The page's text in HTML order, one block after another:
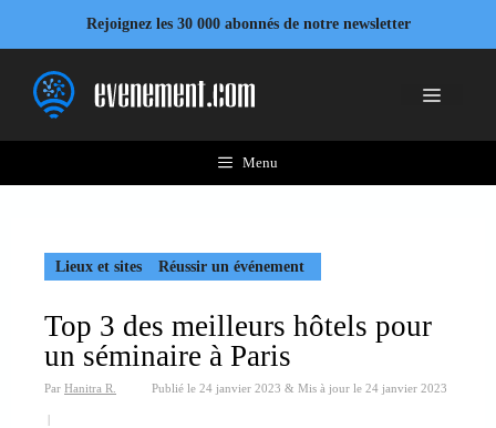
contenu
Rejoignez les 30 000 abonnés de notre newsletter
Menu
Menu
Lieux et sites Réussir un événement
Top 3 des meilleurs hôtels pour
un séminaire à Paris
Par Hanitra R. Publié le 24 janvier 2023 & Mis à jour le 24 janvier 2023
|